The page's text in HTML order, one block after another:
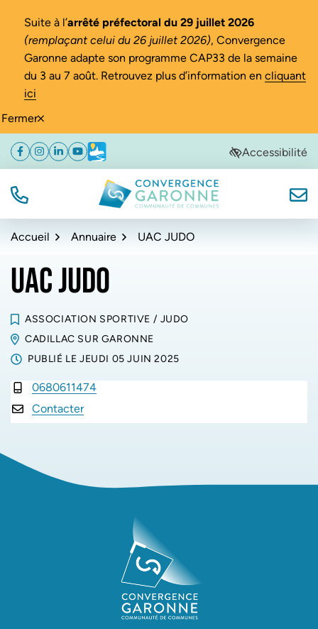
Fermer
Suite à l’arrêté préfectoral du 29 juillet 2026
(remplaçant celui du 26 juillet 2026), Convergence
Garonne adapte son programme CAP33 de la semaine
du 3 au 7 août. Retrouvez plus d’information en cliquant
ici
Aller
navigation
Aller
au
Aller
au
de
Facebook
(ouverture dans un nouvel onglet)
Instagram
(ouverture dans un nouvel onglet)
Linkedin
(ouverture dans un nouvel onglet)
YouTube
(ouverture dans un nouvel onglet)
Météo
(ouverture dans un nouvel onglet)Accessibilité
TÉL. Convergence Garonne
Accueil Annuaire UAC JUDO
UAC JUDO
ASSOCIATION SPORTIVE / JUDO
CADILLAC SUR GARONNE
PUBLIÉ LE JEUDI 05 JUIN 2025
INFOS UTILES
0680611474
Contacter